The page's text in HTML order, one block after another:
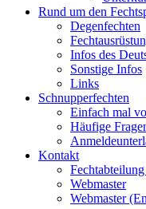
Rund um den
Degenfechten
Infos des
Sonstige Infos
Links
Schnupperfechten
Einfach mal
Häufige
Kontakt
Webmaster
Webmaster